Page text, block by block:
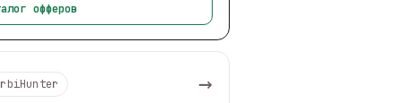
офферов
→